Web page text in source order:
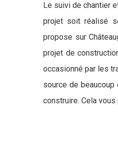
Le suivi de chantier
projet soit réalisé
propose sur
projet de
occasionné par les
source de
construire. Cela